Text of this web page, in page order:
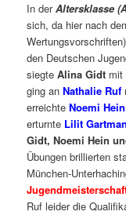
In derAltersklasse
sich, da hier nach
den Deutschen
siegteAlina Gidt mit
ging anNathalie Ruf
erreichteNoemi Hein
erturnte Lilit
Gidt, Noemi Hein
Übungen brillierten
München-
Ruf leider die